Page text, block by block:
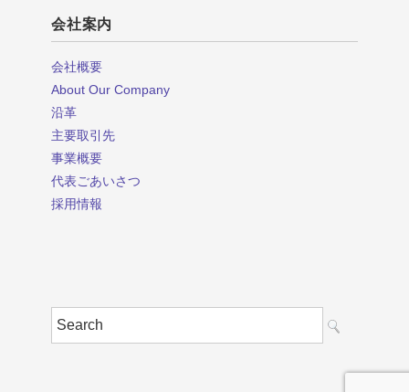
会社案内
会社概要
About Our Company
沿革
主要取引先
事業概要
代表ごあいさつ
採用情報